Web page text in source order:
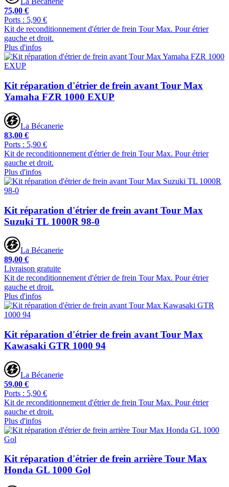
75,00 €
Ports : 5,90 €
Kit de reconditionnement d'étrier de frein Tour Max. Pour étrier
gauche et droit.
Plus d'infos
Kit réparation d'étrier de frein avant Tour Max
Yamaha FZR 1000 EXUP
La Bécanerie
83,00 €
Ports : 5,90 €
Kit de reconditionnement d'étrier de frein Tour Max. Pour étrier
gauche et droit.
Plus d'infos
Kit réparation d'étrier de frein avant Tour Max
Suzuki TL 1000R 98-0
La Bécanerie
89,00 €
Livraison gratuite
Kit de reconditionnement d'étrier de frein Tour Max. Pour étrier
gauche et droit.
Plus d'infos
Kit réparation d'étrier de frein avant Tour Max
Kawasaki GTR 1000 94
La Bécanerie
59,00 €
Ports : 5,90 €
Kit de reconditionnement d'étrier de frein Tour Max. Pour étrier
gauche et droit.
Plus d'infos
Kit réparation d'étrier de frein arrière Tour Max
Honda GL 1000 Gol